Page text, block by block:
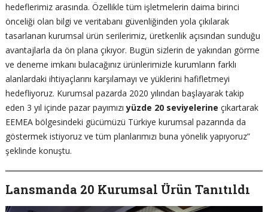
hedeflerimiz arasında. Özellikle tüm işletmelerin daima birinci
önceliği olan bilgi ve veritabanı güvenliğinden yola çıkılarak
tasarlanan kurumsal ürün serilerimiz, üretkenlik açısından sunduğu
avantajlarla da ön plana çıkıyor. Bugün sizlerin de yakından görme
ve deneme imkanı bulacağınız ürünlerimizle kurumların farklı
alanlardaki ihtiyaçlarını karşılamayı ve yüklerini hafifletmeyi
hedefliyoruz. Kurumsal pazarda 2020 yılından başlayarak takip
eden 3 yıl içinde pazar payımızıyüzde 20 seviyelerine çıkartarak
EEMEA bölgesindeki gücümüzü Türkiye kurumsal pazarında da
göstermek istiyoruz ve tüm planlarımızı buna yönelik yapıyoruz”
şeklinde konuştu.
Lansmanda 20 Kurumsal Ürün Tanıtıldı